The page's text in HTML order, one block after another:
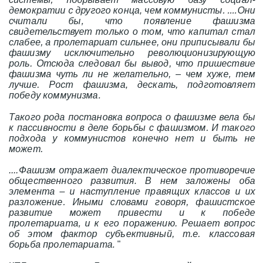
демократии с другого конца, чем коммунисты. ....Они
считали бы, что появление фашизма
свидетельствует только о том, что капитал стал
слабее, а пролетариат сильнее, они приписывали бы
фашизму исключительно революционизирующую
роль. Отсюда следовал бы вывод, что пришествие
фашизма чуть ли не желательно, – чем хуже, тем
лучше. Рост фашизма, дескать, подготовляет
победу коммунизма.
Такого рода постановка вопроса о фашизме вела бы
к пассивности в деле борьбы с фашизмом. И такого
подхода у коммунистов конечно нет и быть не
может.
....Фашизм отражает диалектическое противоречие
общественного развития. В нем заложены оба
элемента – и наступление правящих классов и их
разложение. Иными словами говоря, фашистское
развитие может привести и к победе
пролетариата, и к его поражению. Решает вопрос
об этом фактор субъективный, т.е. классовая
борьба пролетариата. "